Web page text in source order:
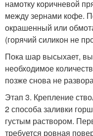
намотку коричневой
между зернами кофе.
окрашенный или
(горячий силикон не
Пока шар высыхает,
необходимое
позже снова не
Этап 3. Крепление
2 способа заливки
густым раствором.
требуется ровная